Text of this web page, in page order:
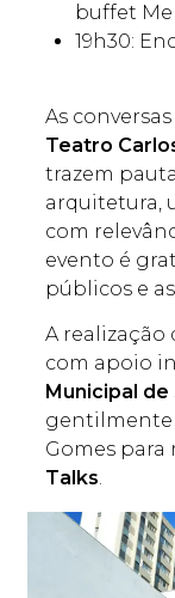
buffet
19h30:
As
Teatro
trazem
arquitetura,
com
evento é
públicos e
A realização
com apoio
Municipal
gentilmente
Gomes para
Talks.